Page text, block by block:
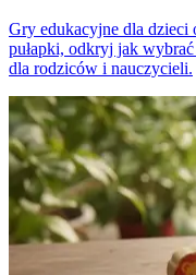
Gry edukacyjne dla dzieci
pułapki, odkryj jak
dla rodziców i nauczycieli.